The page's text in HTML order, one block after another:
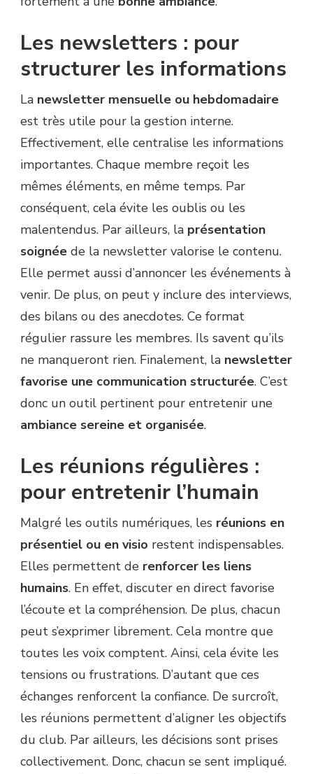
Les newsletters : pour
structurer les informations
La newsletter mensuelle ou hebdomadaire
est très utile pour la gestion interne.
Effectivement, elle centralise les informations
importantes. Chaque membre reçoit les
mêmes éléments, en même temps. Par
conséquent, cela évite les oublis ou les
malentendus. Par ailleurs, la présentation
soignée de la newsletter valorise le contenu.
Elle permet aussi d’annoncer les événements à
venir. De plus, on peut y inclure des interviews,
des bilans ou des anecdotes. Ce format
régulier rassure les membres. Ils savent qu’ils
ne manqueront rien. Finalement, la newsletter
favorise une communication structurée. C’est
donc un outil pertinent pour entretenir une
ambiance sereine et organisée.
Les réunions régulières :
pour entretenir l’humain
Malgré les outils numériques, les réunions en
présentiel ou en visio restent indispensables.
Elles permettent de renforcer les liens
humains. En effet, discuter en direct favorise
l’écoute et la compréhension. De plus, chacun
peut s’exprimer librement. Cela montre que
toutes les voix comptent. Ainsi, cela évite les
tensions ou frustrations. D’autant que ces
échanges renforcent la confiance. De surcroît,
les réunions permettent d’aligner les objectifs
du club. Par ailleurs, les décisions sont prises
collectivement. Donc, chacun se sent impliqué.